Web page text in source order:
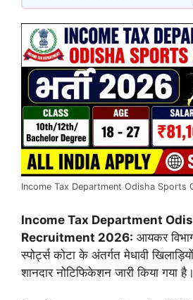
Income Tax Department Odisha Sports
Income Tax Department
Recruitment 2026: आयकर
स्पोर्ट्स कोटा के अंतर्गत मेधावी
शानदार नोटिफिकेशन जारी किया गया है।